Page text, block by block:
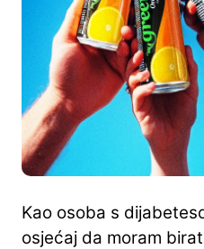
Kao osoba s
osjećaj da moram